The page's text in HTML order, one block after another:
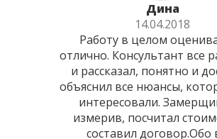
Дина
14.04.2018
Работу в целом
отлично. Консультант все
и рассказал, понятно и
объяснил все нюансы,
интересовали.
измерив, посчитал
составил договор.Обо